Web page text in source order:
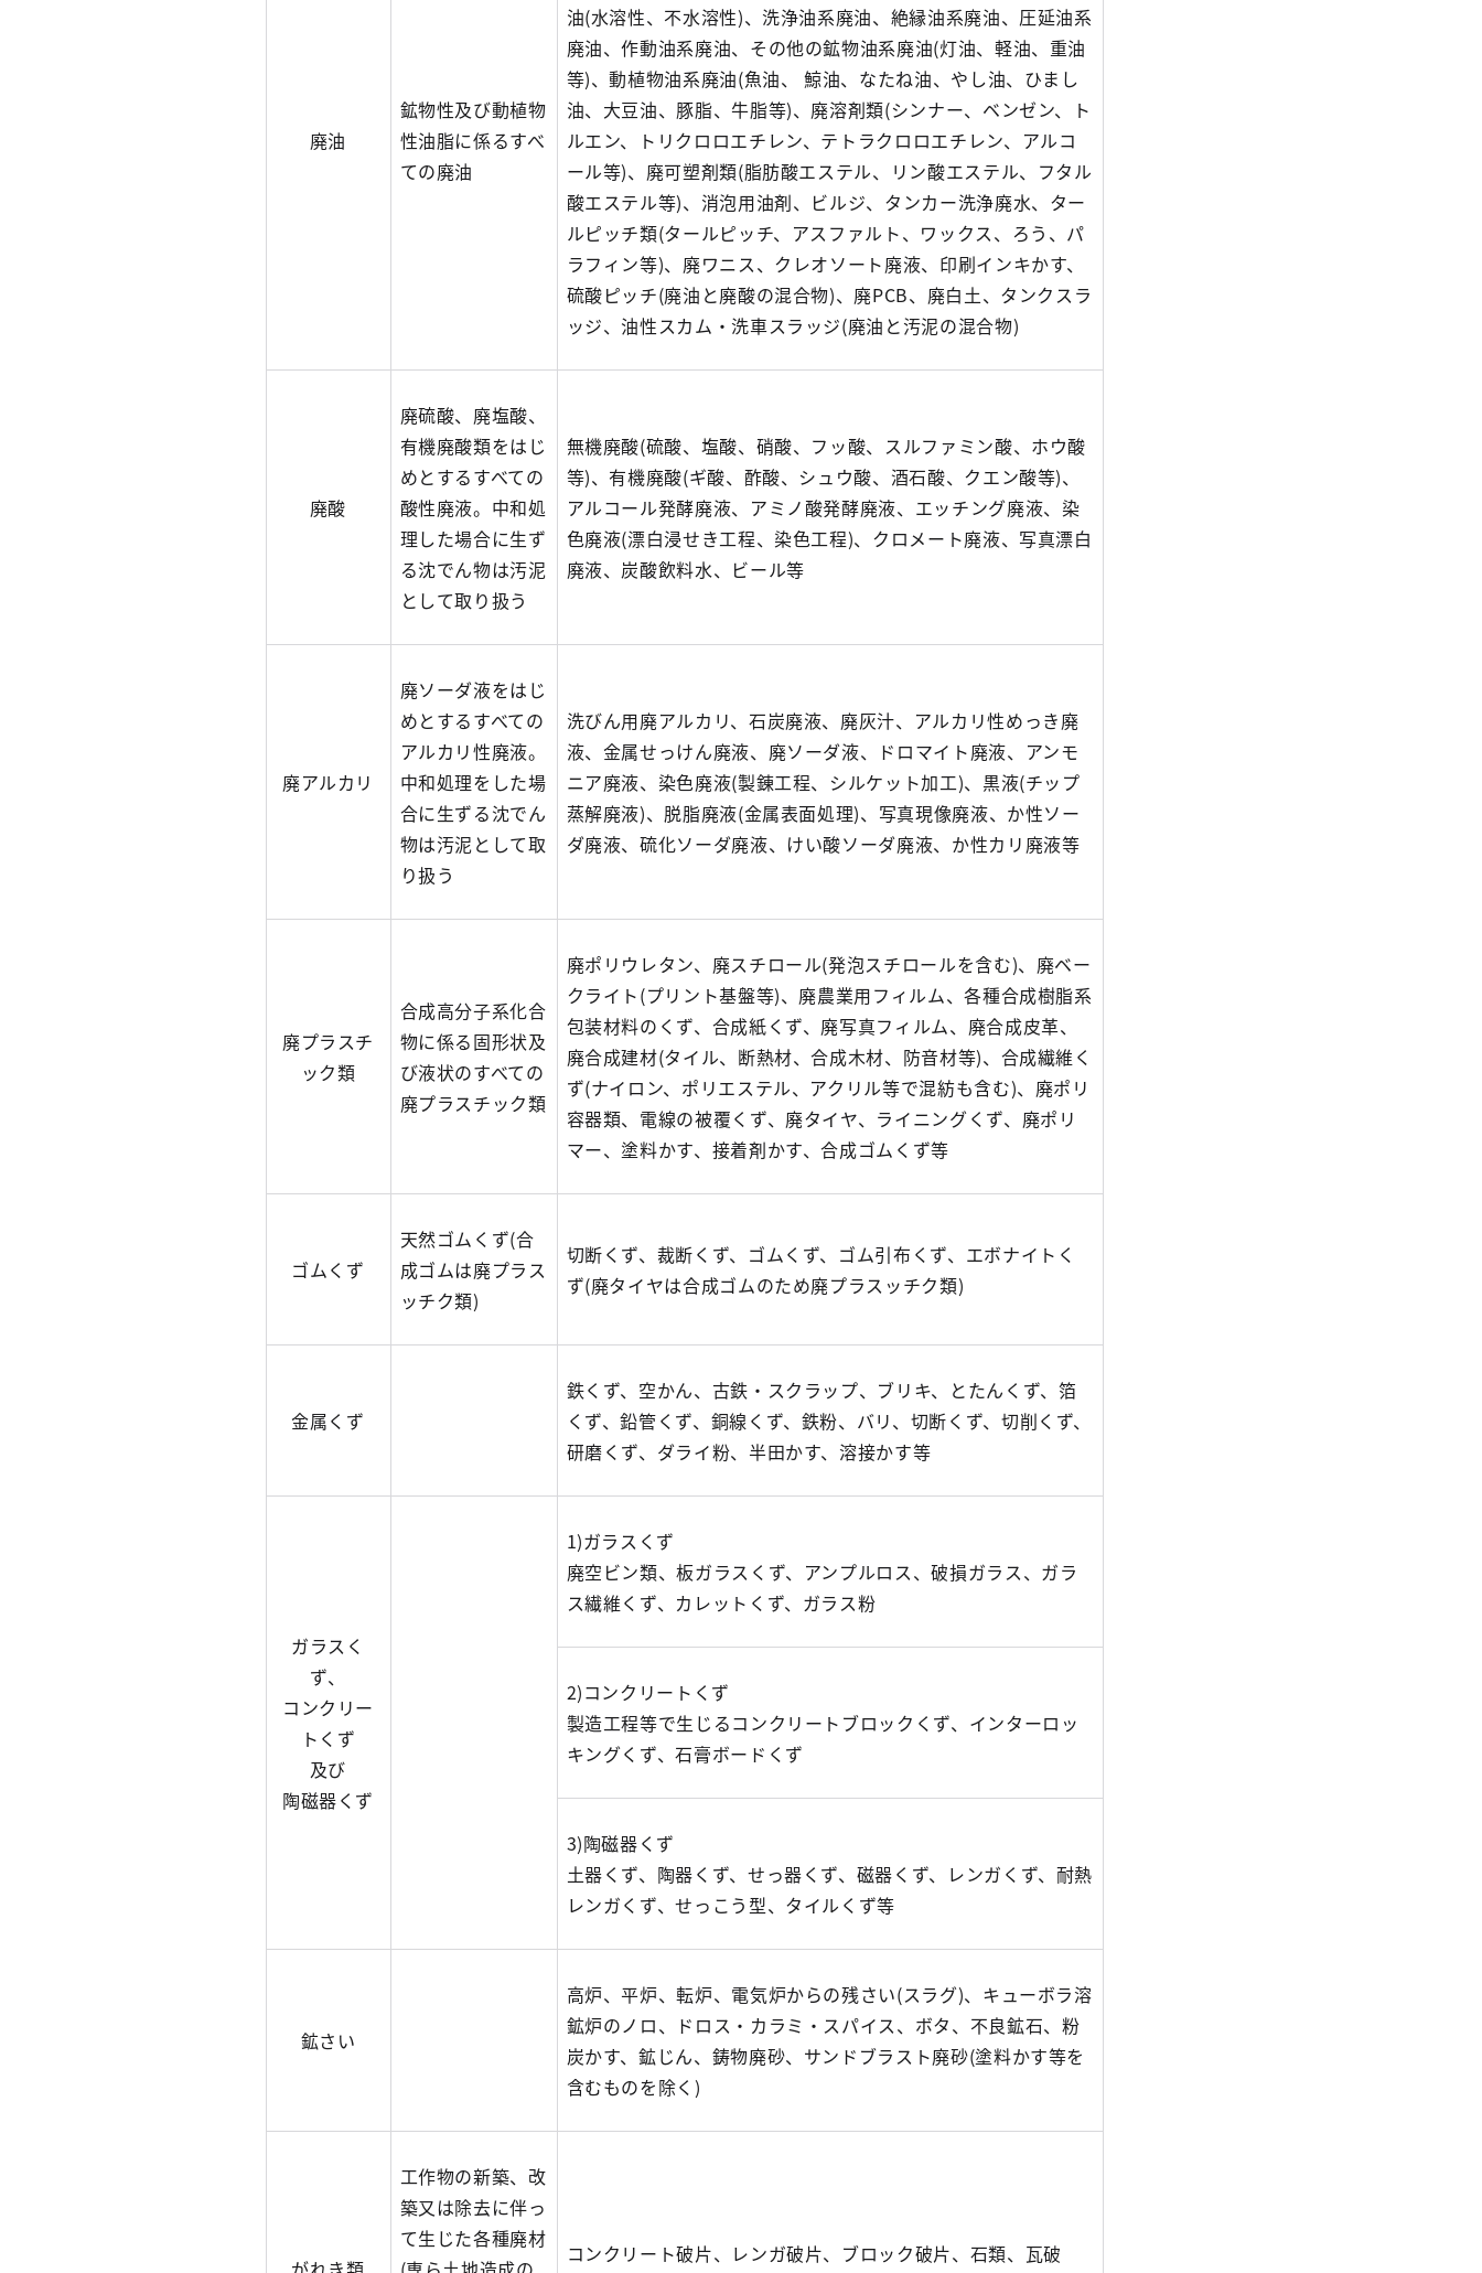
廃油
鉱物性及び動植物
性油脂に係るすべ
ての廃油
油(水溶性、不水溶性)、洗浄油系廃油、絶縁油系廃油、圧延油系
廃油、作動油系廃油、その他の鉱物油系廃油(灯油、軽油、重油
等)、動植物油系廃油(魚油、 鯨油、なたね油、やし油、ひまし
油、大豆油、豚脂、牛脂等)、廃溶剤類(シンナー、ベンゼン、ト
ルエン、トリクロロエチレン、テトラクロロエチレン、アルコ
ール等)、廃可塑剤類(脂肪酸エステル、リン酸エステル、フタル
酸エステル等)、消泡用油剤、ビルジ、タンカー洗浄廃水、ター
ルピッチ類(タールピッチ、アスファルト、ワックス、ろう、パ
ラフィン等)、廃ワニス、クレオソート廃液、印刷インキかす、
硫酸ピッチ(廃油と廃酸の混合物)、廃PCB、廃白土、タンクスラ
ッジ、油性スカム・洗車スラッジ(廃油と汚泥の混合物)
廃酸
廃硫酸、廃塩酸、
有機廃酸類をはじ
めとするすべての
酸性廃液。中和処
理した場合に生ず
る沈でん物は汚泥
として取り扱う
無機廃酸(硫酸、塩酸、硝酸、フッ酸、スルファミン酸、ホウ酸
等)、有機廃酸(ギ酸、酢酸、シュウ酸、酒石酸、クエン酸等)、
アルコール発酵廃液、アミノ酸発酵廃液、エッチング廃液、染
色廃液(漂白浸せき工程、染色工程)、クロメート廃液、写真漂白
廃液、炭酸飲料水、ビール等
廃アルカリ
廃ソーダ液をはじ
めとするすべての
アルカリ性廃液。
中和処理をした場
合に生ずる沈でん
物は汚泥として取
り扱う
洗びん用廃アルカリ、石炭廃液、廃灰汁、アルカリ性めっき廃
液、金属せっけん廃液、廃ソーダ液、ドロマイト廃液、アンモ
ニア廃液、染色廃液(製錬工程、シルケット加工)、黒液(チップ
蒸解廃液)、脱脂廃液(金属表面処理)、写真現像廃液、か性ソー
ダ廃液、硫化ソーダ廃液、けい酸ソーダ廃液、か性カリ廃液等
廃プラスチ
ック類
合成高分子系化合
物に係る固形状及
び液状のすべての
廃プラスチック類
廃ポリウレタン、廃スチロール(発泡スチロールを含む)、廃ベー
クライト(プリント基盤等)、廃農業用フィルム、各種合成樹脂系
包装材料のくず、合成紙くず、廃写真フィルム、廃合成皮革、
廃合成建材(タイル、断熱材、合成木材、防音材等)、合成繊維く
ず(ナイロン、ポリエステル、アクリル等で混紡も含む)、廃ポリ
容器類、電線の被覆くず、廃タイヤ、ライニングくず、廃ポリ
マー、塗料かす、接着剤かす、合成ゴムくず等
ゴムくず
天然ゴムくず(合
成ゴムは廃プラス
ッチク類)
切断くず、裁断くず、ゴムくず、ゴム引布くず、エボナイトく
ず(廃タイヤは合成ゴムのため廃プラスッチク類)
金属くず
鉄くず、空かん、古鉄・スクラップ、ブリキ、とたんくず、箔
くず、鉛管くず、銅線くず、鉄粉、バリ、切断くず、切削くず、
研磨くず、ダライ粉、半田かす、溶接かす等
ガラスく
ず、
コンクリー
トくず
及び
陶磁器くず
1)ガラスくず
廃空ビン類、板ガラスくず、アンプルロス、破損ガラス、ガラ
ス繊維くず、カレットくず、ガラス粉
2)コンクリートくず
製造工程等で生じるコンクリートブロックくず、インターロッ
キングくず、石膏ボードくず
3)陶磁器くず
土器くず、陶器くず、せっ器くず、磁器くず、レンガくず、耐熱
レンガくず、せっこう型、タイルくず等
鉱さい
高炉、平炉、転炉、電気炉からの残さい(スラグ)、キューボラ溶
鉱炉のノロ、ドロス・カラミ・スパイス、ボタ、不良鉱石、粉
炭かす、鉱じん、鋳物廃砂、サンドブラスト廃砂(塗料かす等を
含むものを除く)
工作物の新築、改
築又は除去に伴っ
て生じた各種廃材
コンクリート破片、レンガ破片、ブロック破片、石類、瓦破